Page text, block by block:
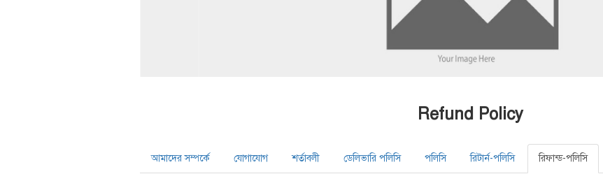
Refund Policy
আমাদের সম্পর্কে যোগাযোগ শর্তাবলী ডেলিভারি পলিসি পলিসি রিটার্ন-পলিসি রিফান্ড-পলিসি